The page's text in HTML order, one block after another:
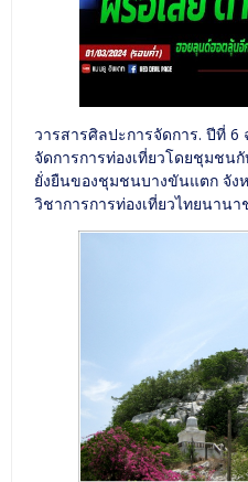
วารสารศิลปะการจัดการ. ปีที่
จัดการการท่องเที่ยวโดยชุมชน
ยั่งยืนของชุมชนบางขันแตก จัง
วิชาการการท่องเที่ยวไทยนานา